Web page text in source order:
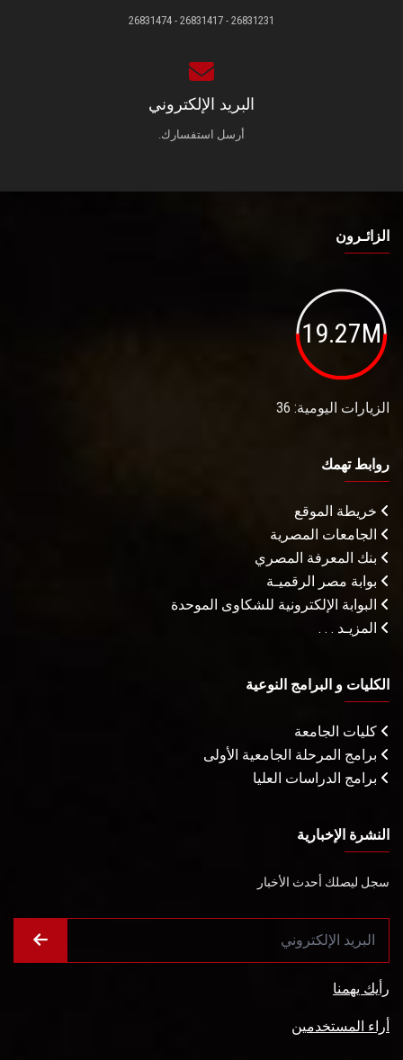
26831231 - 26831417 - 26831474
البريد الإلكتروني
أرسل استفسارك.
الزائـرون
19.27M
الزيارات اليومية: 36
روابط تهمك
خريطة الموقع
الجامعات المصرية
بنك المعرفة المصري
بوابة مصر الرقميـة
البوابة الإلكترونية للشكاوى الموحدة
المزيـد . . .
الكليات و البرامج النوعية
كليات الجامعة
برامج المرحلة الجامعية الأولى
برامج الدراسات العليا
النشرة الإخبارية
سجل ليصلك أحدث الأخبار
رأيك يهمنا
أراء المستخدمين